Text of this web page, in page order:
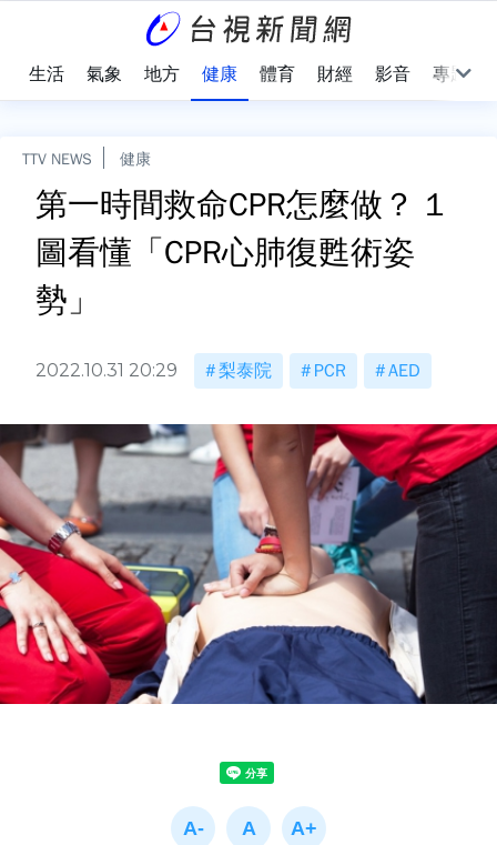
生活 氣象 地方 健康 體育 財經 影音 專題
TTV NEWS 健康
第一時間救命CPR怎麼做？ 1
圖看懂「CPR心肺復甦術姿
勢」
2022.10.31 20:29 梨泰院 PCR AED